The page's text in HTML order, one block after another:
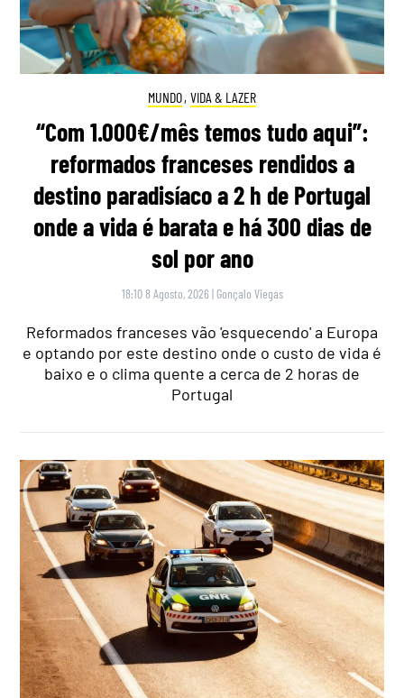
MUNDO, VIDA & LAZER
“Com 1.000€/mês temos tudo aqui”:
reformados franceses rendidos a
destino paradisíaco a 2 h de Portugal
onde a vida é barata e há 300 dias de
sol por ano
18:10 8 Agosto, 2026 | Gonçalo Viegas
Reformados franceses vão 'esquecendo' a Europa
e optando por este destino onde o custo de vida é
baixo e o clima quente a cerca de 2 horas de
Portugal